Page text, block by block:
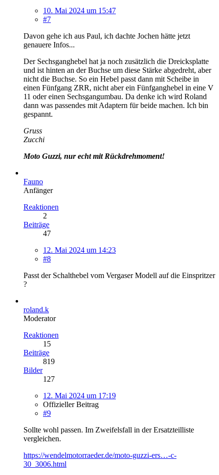
10. Mai 2024 um 15:47
#7
Davon gehe ich aus Paul, ich dachte Jochen hätte jetzt
genauere Infos...
Der Sechsganghebel hat ja noch zusätzlich die Dreicksplatte
und ist hinten an der Buchse um diese Stärke abgedreht, aber
nicht die Buchse. So ein Hebel passt dann mit Scheibe in
einen Fünfgang ZRR, nicht aber ein Fünfganghebel in eine V
11 oder einen Sechsgangumbau. Da denke ich wird Roland
dann was passendes mit Adaptern für beide machen. Ich bin
gespannt.
Gruss
Zucchi
Moto Guzzi, nur echt mit Rückdrehmoment!
Fauno
Anfänger
Reaktionen
2
Beiträge
47
12. Mai 2024 um 14:23
#8
Passt der Schalthebel vom Vergaser Modell auf die Einspritzer
?
roland.k
Moderator
Reaktionen
15
Beiträge
819
Bilder
127
12. Mai 2024 um 17:19
Offizieller Beitrag
#9
Sollte wohl passen. Im Zweifelsfall in der Ersatzteilliste
vergleichen.
https://wendelmotorraeder.de/moto-guzzi-ers…-c-
30_3006.html